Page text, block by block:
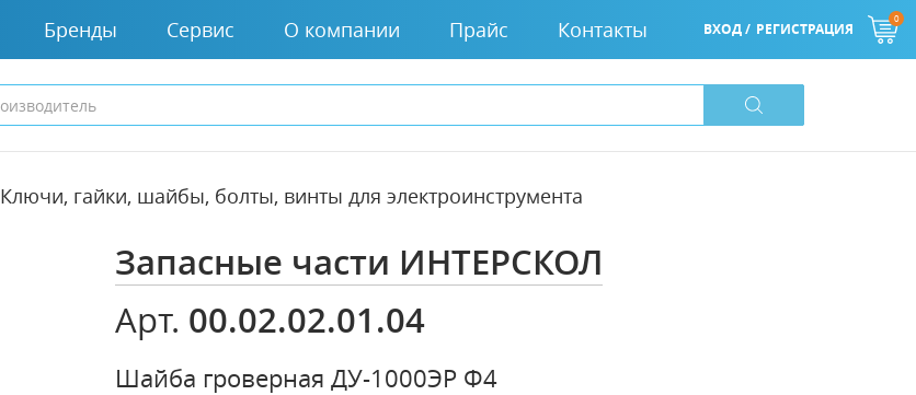
Бренды Сервис О компании Прайс Контакты ВХОД / РЕГИСТРАЦИЯ
0
Ключи, гайки, шайбы, болты, винты для электроинструмента
Запасные части ИНТЕРСКОЛ
Арт. 00.02.02.01.04
Шайба гроверная ДУ-1000ЭР Ф4